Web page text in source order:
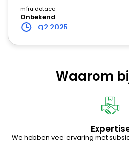
míra dotace
Onbekend
Q2 2025
Waarom
We hebben veel ervaring met